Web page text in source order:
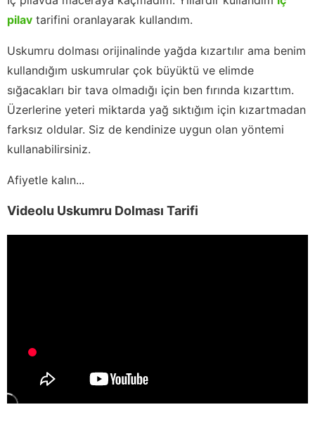
pilav tarifini oranlayarak kullandım.
Uskumru dolması orijinalinde yağda kızartılır ama benim
kullandığım uskumrular çok büyüktü ve elimde
sığacakları bir tava olmadığı için ben fırında kızarttım.
Üzerlerine yeteri miktarda yağ sıktığım için kızartmadan
farksız oldular. Siz de kendinize uygun olan yöntemi
kullanabilirsiniz.
Afiyetle kalın...
Videolu Uskumru Dolması Tarifi